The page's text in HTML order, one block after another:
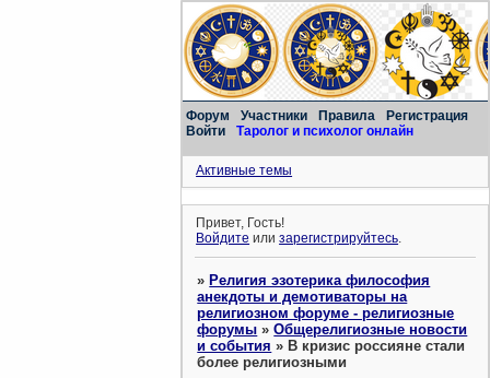
Форум Участники Правила
Регистрация
Войти
Таролог и психолог онлайн
Активные темы
Привет, Гость!
Войдите илизарегистрируйтесь.
»Религия эзотерика философия
анекдоты и демотиваторы на
религиозном форуме - религиозные
форумы »Общерелигиозные новости
и события »В кризис россияне стали
более религиозными